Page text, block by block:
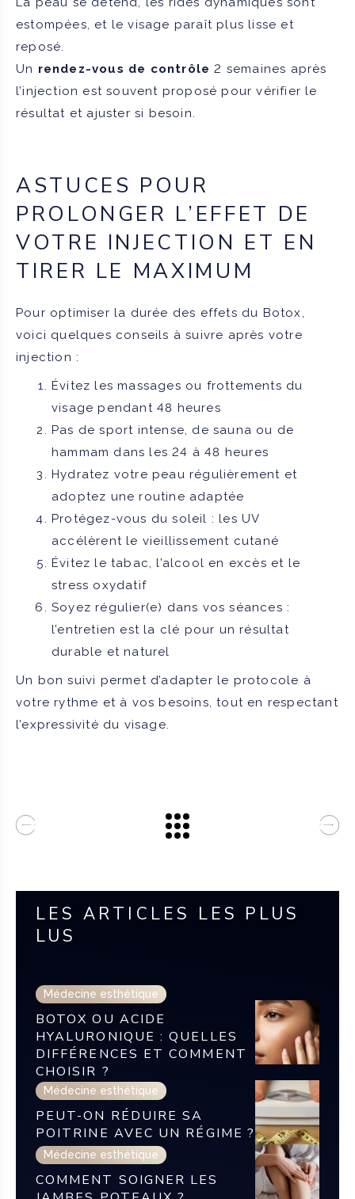
LES ARTICLES LES PLUS
LUS
Médecine esthétique
BOTOX OU ACIDE
HYALURONIQUE : QUELLES
DIFFÉRENCES ET COMMENT
CHOISIR ?
Médecine esthétique
PEUT-ON RÉDUIRE SA
POITRINE AVEC UN RÉGIME ?
Médecine esthétique
COMMENT SOIGNER LES
estompées, et le visage paraît plus lisse et
reposé.
Un rendez-vous de contrôle 2 semaines après
l’injection est souvent proposé pour vérifier le
résultat et ajuster si besoin.
ASTUCES POUR
PROLONGER L’EFFET DE
VOTRE INJECTION ET EN
TIRER LE MAXIMUM
Pour optimiser la durée des effets du Botox,
voici quelques conseils à suivre après votre
injection :
Évitez les massages ou frottements du
visage pendant 48 heures
Pas de sport intense, de sauna ou de
hammam dans les 24 à 48 heures
Hydratez votre peau régulièrement et
adoptez une routine adaptée
Protégez-vous du soleil : les UV
accélèrent le vieillissement cutané
Évitez le tabac, l’alcool en excès et le
stress oxydatif
Soyez régulier(e) dans vos séances :
l’entretien est la clé pour un résultat
durable et naturel
Un bon suivi permet d’adapter le protocole à
votre rythme et à vos besoins, tout en respectant
l’expressivité du visage.